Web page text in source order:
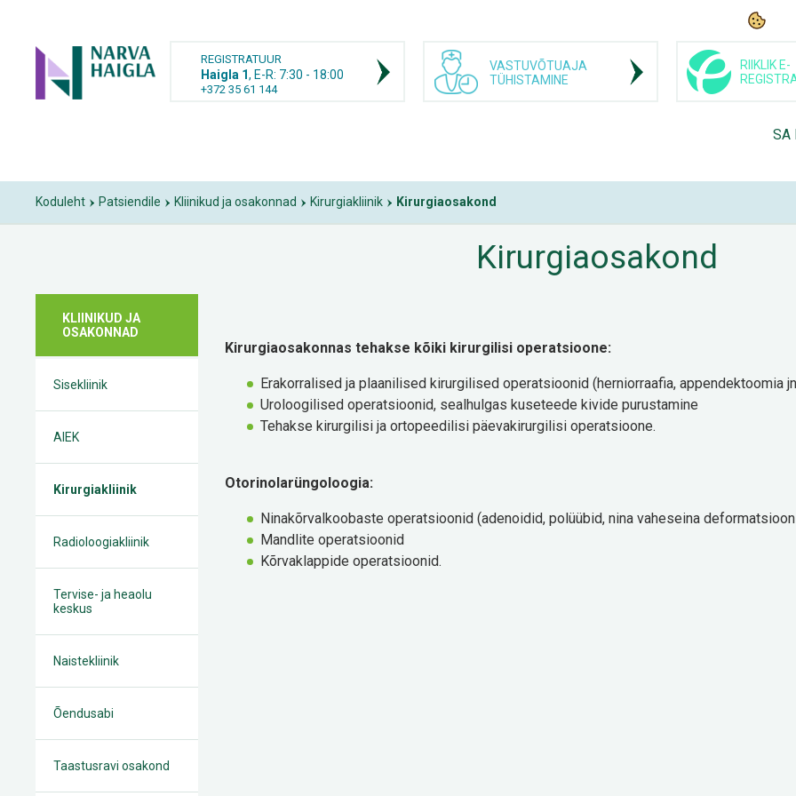
REGISTRATUUR
Haigla 1, E-R: 7:30 - 18:00
+372 35 61 144
VASTUVÕTUAJA
TÜHISTAMINE
RIIKLIK E-
SA
Koduleht Patsiendile Kliinikud ja osakonnad Kirurgiakliinik Kirurgiaosakond
Kirurgiaosakond
KLIINIKUD JA
OSAKONNAD
Sisekliinik
AIEK
Kirurgiakliinik
Radioloogiakliinik
Tervise- ja heaolu
keskus
Naistekliinik
Õendusabi
Taastusravi osakond
Kirurgiaosakonnas tehakse kõiki kirurgilisi operatsioone:
Erakorralised ja plaanilised kirurgilised operatsioonid (herniorraafia, appendektoomia
Uroloogilised operatsioonid, sealhulgas kuseteede kivide purustamine
Tehakse kirurgilisi ja ortopeedilisi päevakirurgilisi operatsioone.
Otorinolarüngoloogia:
Ninakõrvalkoobaste operatsioonid (adenoidid, polüübid, nina vaheseina
Mandlite operatsioonid
Kõrvaklappide operatsioonid.